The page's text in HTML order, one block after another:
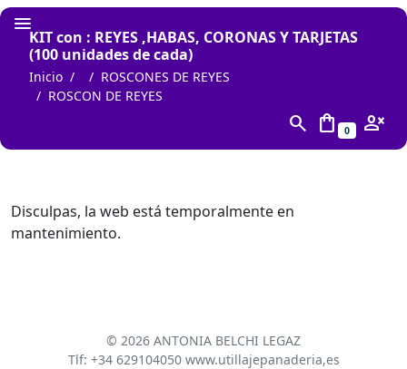
KIT con : REYES ,HABAS, CORONAS Y TARJETAS
(100 unidades de cada)
Inicio
ROSCONES DE REYES
ROSCON DE REYES
search shopping_bag 0 person_cancel
Disculpas, la web está temporalmente en
mantenimiento.
© 2026 ANTONIA BELCHI LEGAZ
Tlf: +34 629104050 www.utillajepanaderia,es